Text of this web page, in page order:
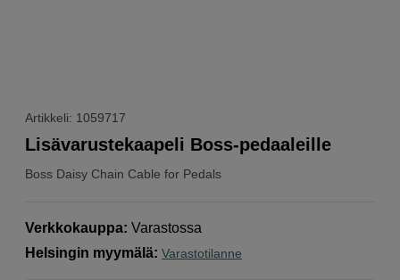
Artikkeli: 1059717
Boss Daisy Chain Cable for Pedals
Lisävarustekaapeli Boss-pedaaleille
Verkkokauppa: Varastossa
Helsingin myymälä: Varastotilanne